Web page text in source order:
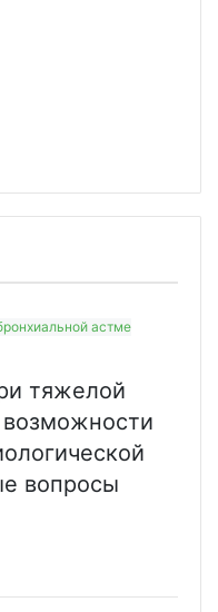
тяжелой
вопросы